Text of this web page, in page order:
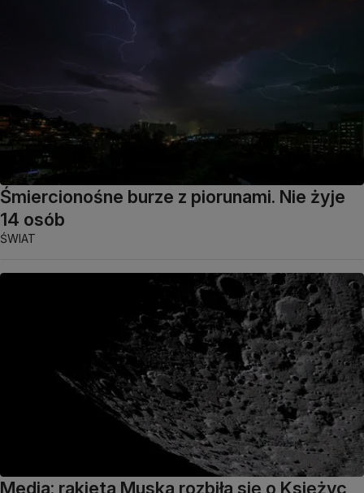
Śmiercionośne burze z piorunami. Nie żyje
14 osób
ŚWIAT
Media: rakieta Muska rozbiła się o Księżyc